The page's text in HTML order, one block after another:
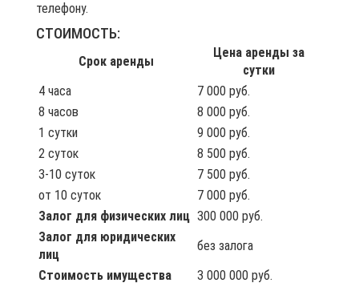
телефону.
СТОИМОСТЬ:
Срок аренды
Цена аренды за
сутки
4 часа
7 000 руб.
8 часов
8 000 руб.
1 сутки
9 000 руб.
2 суток
8 500 руб.
3-10 суток
7 500 руб.
от 10 суток
7 000 руб.
Залог для физических лиц 300 000 руб.
Залог для юридических
лиц
без залога
Стоимость имущества
3 000 000 руб.